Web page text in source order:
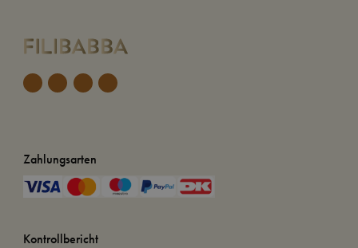
Zahlungsarten
Kontrollbericht